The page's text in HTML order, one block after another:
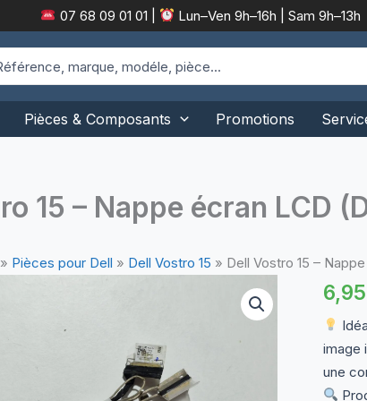
07 68 09 01 01 Lun–Ven 9h–16h | Sam 9h–13h
Pièces & Composants Promotions
15 – Nappe écran LCD
» Pièces pour Dell » Dell Vostro 15 » Dell Vostro 15 –
6,95
image
une